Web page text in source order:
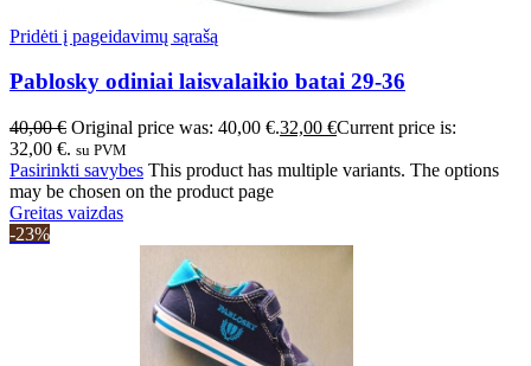
Pridėti į pageidavimų sąrašą
Pablosky odiniai laisvalaikio batai 29-36
40,00€ Original price was: 40,00 €.32,00 €Current price is:
32,00 €. su PVM
Pasirinkti savybes This product has multiple variants. The options
may be chosen on the product page
Greitas vaizdas
-23%